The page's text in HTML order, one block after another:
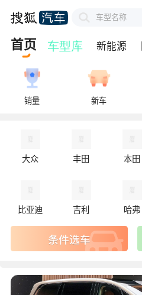
车型名称
首页 新能源
销量 新车
大众 丰田 本田
比亚迪 吉利 哈弗
新能源专区